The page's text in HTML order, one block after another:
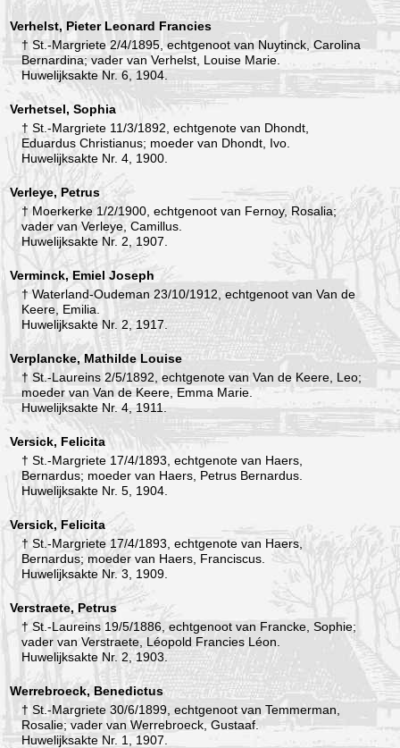
Verhelst, Pieter Leonard Francies
† St.-Margriete 2/4/1895, echtgenoot van Nuytinck, Carolina
Bernardina; vader van Verhelst, Louise Marie.
Huwelijksakte Nr. 6, 1904.
Verhetsel, Sophia
† St.-Margriete 11/3/1892, echtgenote van Dhondt,
Eduardus Christianus; moeder van Dhondt, Ivo.
Huwelijksakte Nr. 4, 1900.
Verleye, Petrus
† Moerkerke 1/2/1900, echtgenoot van Fernoy, Rosalia;
vader van Verleye, Camillus.
Huwelijksakte Nr. 2, 1907.
Verminck, Emiel Joseph
† Waterland-Oudeman 23/10/1912, echtgenoot van Van de
Keere, Emilia.
Huwelijksakte Nr. 2, 1917.
Verplancke, Mathilde Louise
† St.-Laureins 2/5/1892, echtgenote van Van de Keere, Leo;
moeder van Van de Keere, Emma Marie.
Huwelijksakte Nr. 4, 1911.
Versick, Felicita
† St.-Margriete 17/4/1893, echtgenote van Haers,
Bernardus; moeder van Haers, Petrus Bernardus.
Huwelijksakte Nr. 5, 1904.
Versick, Felicita
† St.-Margriete 17/4/1893, echtgenote van Haers,
Bernardus; moeder van Haers, Franciscus.
Huwelijksakte Nr. 3, 1909.
Verstraete, Petrus
† St.-Laureins 19/5/1886, echtgenoot van Francke, Sophie;
vader van Verstraete, Léopold Francies Léon.
Huwelijksakte Nr. 2, 1903.
Werrebroeck, Benedictus
† St.-Margriete 30/6/1899, echtgenoot van Temmerman,
Rosalie; vader van Werrebroeck, Gustaaf.
Huwelijksakte Nr. 1, 1907.